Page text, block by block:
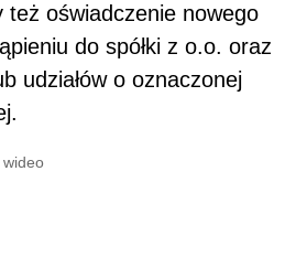
też oświadczenie nowego
do spółki z o.o. oraz
udziałów o oznaczonej
wideo